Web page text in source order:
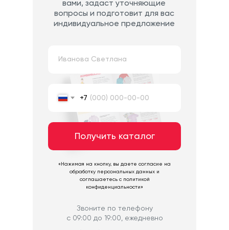
+7
Получить каталог
Звоните по телефону
с 09:00 до 19:00, ежедневно
«Нажимая на кнопку, вы даете согласие на
обработку персональных данных и
соглашаетесь c политикой
конфиденциальности»
вами, задаст уточняющие
вопросы и подготовит для вас
индивидуальное предложение